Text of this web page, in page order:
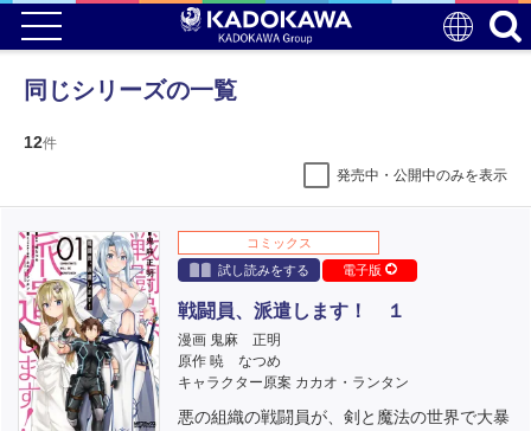
同じシリーズの一覧
12件
発売中・公開中のみを表示
コミックス
試し読みをする
電子版
戦闘員、派遣します！ １
漫画 鬼麻 正明
原作 暁 なつめ
キャラクター原案 カカオ・ランタン
悪の組織の戦闘員が、剣と魔法の世界で大暴